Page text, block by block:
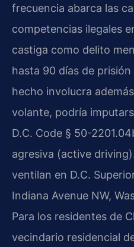
frecuencia abarca las
competencias ilegales
castiga como delito
hasta 90 días de
hecho involucra
volante, podría
D.C. Code § 50-
agresiva (active
ventilan en D.C.
Indiana Avenue NW,
Para los residentes de
vecindario residencial